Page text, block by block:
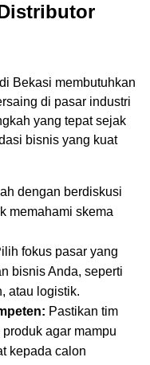
Bekasi membutuhkan
di pasar industri
yang tepat sejak
bisnis yang kuat
dengan berdiskusi
memahami skema
fokus pasar yang
bisnis Anda, seperti
atau logistik.
Pastikan tim
agar mampu
kepada calon